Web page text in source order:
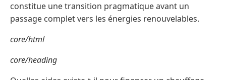
constitue une transition pragmatique avant un
passage complet vers les énergies renouvelables.
core/html
core/heading